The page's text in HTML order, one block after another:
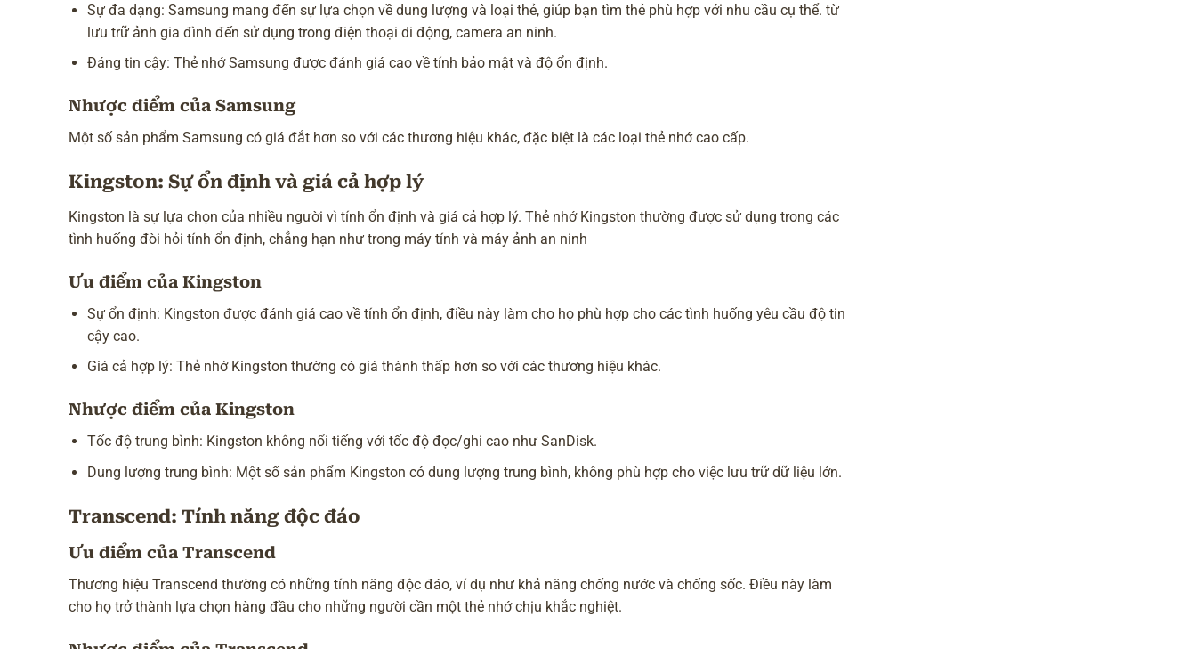
Sự đa dạng: Samsung mang đến sự lựa chọn về dung lượng và loại thẻ, giúp bạn tìm thẻ phù hợp với nhu cầu cụ thể. từ
lưu trữ ảnh gia đình đến sử dụng trong điện thoại di động, camera an ninh.
Đáng tin cậy: Thẻ nhớ Samsung được đánh giá cao về tính bảo mật và độ ổn định.
Nhược điểm của Samsung
Một số sản phẩm Samsung có giá đắt hơn so với các thương hiệu khác, đặc biệt là các loại thẻ nhớ cao cấp.
Kingston: Sự ổn định và giá cả hợp lý
Kingston là sự lựa chọn của nhiều người vì tính ổn định và giá cả hợp lý. Thẻ nhớ Kingston thường được sử dụng trong các
tình huống đòi hỏi tính ổn định, chẳng hạn như trong máy tính và máy ảnh an ninh
Ưu điểm của Kingston
Sự ổn định: Kingston được đánh giá cao về tính ổn định, điều này làm cho họ phù hợp cho các tình huống yêu cầu độ tin
cậy cao.
Giá cả hợp lý: Thẻ nhớ Kingston thường có giá thành thấp hơn so với các thương hiệu khác.
Nhược điểm của Kingston
Tốc độ trung bình: Kingston không nổi tiếng với tốc độ đọc/ghi cao như SanDisk.
Dung lượng trung bình: Một số sản phẩm Kingston có dung lượng trung bình, không phù hợp cho việc lưu trữ dữ liệu lớn.
Transcend: Tính năng độc đáo
Ưu điểm của Transcend
Thương hiệu Transcend thường có những tính năng độc đáo, ví dụ như khả năng chống nước và chống sốc. Điều này làm
cho họ trở thành lựa chọn hàng đầu cho những người cần một thẻ nhớ chịu khắc nghiệt.